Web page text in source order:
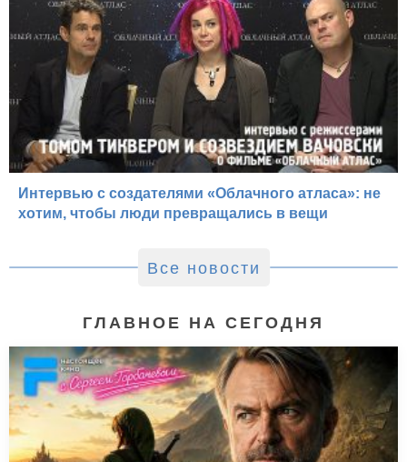
Интервью с создателями «Облачного атласа»: не
хотим, чтобы люди превращались в вещи
Все новости
ГЛАВНОЕ НА СЕГОДНЯ